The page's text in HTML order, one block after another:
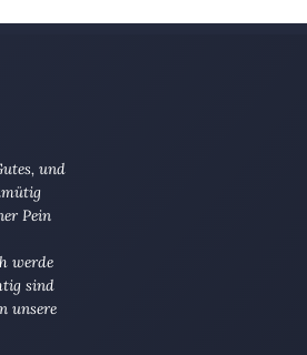
und
Pein
werde
sind
unsere